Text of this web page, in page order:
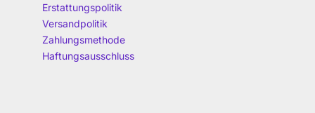
Erstattungspolitik
Versandpolitik
Zahlungsmethode
Haftungsausschluss